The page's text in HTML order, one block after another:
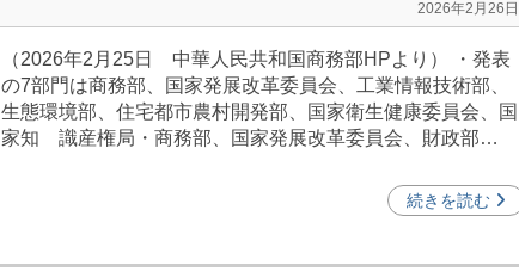
)
2026年2月26日
日
中
投
（2026年2月25日 中華人民共和国商務部HPより） ・発表
の7部門は商務部、国家発展改革委員会、工業情報技術部、
生態環境部、住宅都市農村開発部、国家衛生健康委員会、国
家知 識産権局・商務部、国家発展改革委員会、財政部…
続きを読む